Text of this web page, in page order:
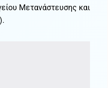
Μετανάστευσης και